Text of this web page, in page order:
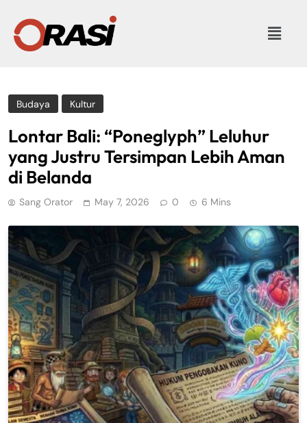
Budaya Kultur
Lontar Bali: “Poneglyph” Leluhur
yang Justru Tersimpan Lebih Aman
di Belanda
Sang Orator May 7, 2026 0 6 Mins